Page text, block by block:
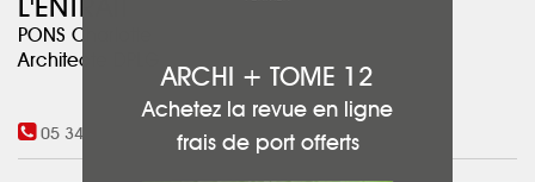
L'ENTRAIT
PONS Charlotte
Architecte DPLG
05 34 59 36 74
ARCHI + TOME 12
Achetez la revue en ligne
frais de port offerts